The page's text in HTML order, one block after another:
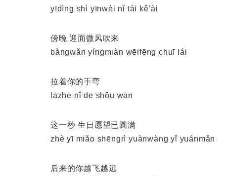
yīdìng shì yīnwèi nǐ tài kě’ài
傍晚 迎面微风吹来
bàngwǎn yíngmiàn wēifēng chuī lái
拉着你的手弯
lāzhe nǐ de shǒu wān
这一秒 生日愿望已圆满
zhè yī miǎo shēngrì yuànwàng yǐ yuánmǎn
后来的你越飞越远